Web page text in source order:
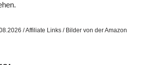
/ Affiliate Links / Bilder von der Amazon